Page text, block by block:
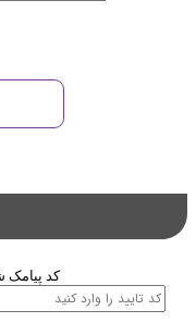
کد پیامک